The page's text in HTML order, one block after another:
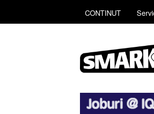
CONTINUT